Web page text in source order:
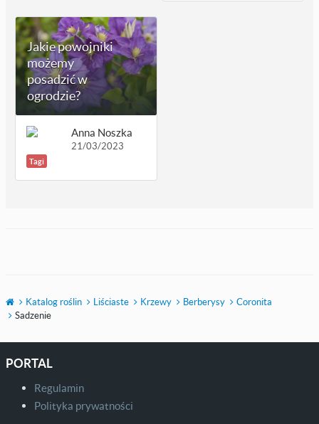
Jakie powojniki
możemy
posadzić w
ogrodzie?
Anna Noszka
21/03/2023
Tagi
Katalog roślin Liściaste Krzewy Berberysy
Coronita
Sadzenie
PORTAL
Regulamin
Polityka prywatności